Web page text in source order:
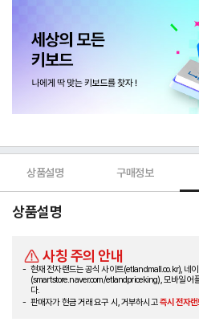
상품설명 구매정보
상품설명
사칭 주의 안내
현재 전자랜드는 공식 사이트(etlandmall.co.kr), 네
(smartstore.naver.com/etlandpriceking), 모바일 어
다.
판매자가 현금 거래 요구 시, 거부하시고즉시 전자